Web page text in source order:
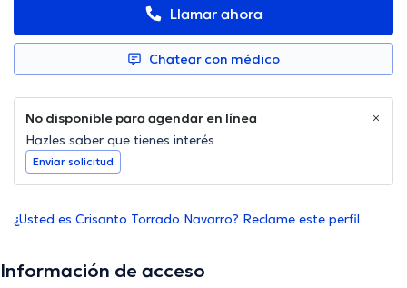
Llamar ahora
Chatear con médico
No disponible para agendar en línea
Hazles saber que tienes interés
Enviar solicitud
¿Usted es Crisanto Torrado Navarro? Reclame este perfil
Información de acceso